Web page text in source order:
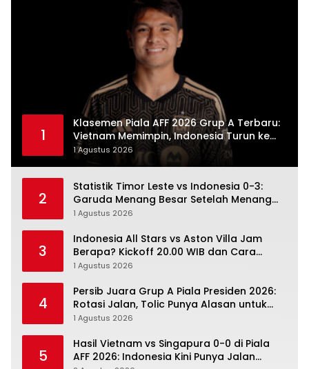
1
Klasemen Piala AFF 2026 Grup A Terbaru:
Vietnam Memimpin, Indonesia Turun ke
Posisi Tiga
1 Agustus 2026
2
Statistik Timor Leste vs Indonesia 0-3:
Garuda Menang Besar Setelah Menang
Angka Lebih Dulu
1 Agustus 2026
3
Indonesia All Stars vs Aston Villa Jam
Berapa? Kickoff 20.00 WIB dan Cara
Nonton Resminya
1 Agustus 2026
4
Persib Juara Grup A Piala Presiden 2026:
Rotasi Jalan, Tolic Punya Alasan untuk
Percaya
1 Agustus 2026
5
Hasil Vietnam vs Singapura 0-0 di Piala
AFF 2026: Indonesia Kini Punya Jalan